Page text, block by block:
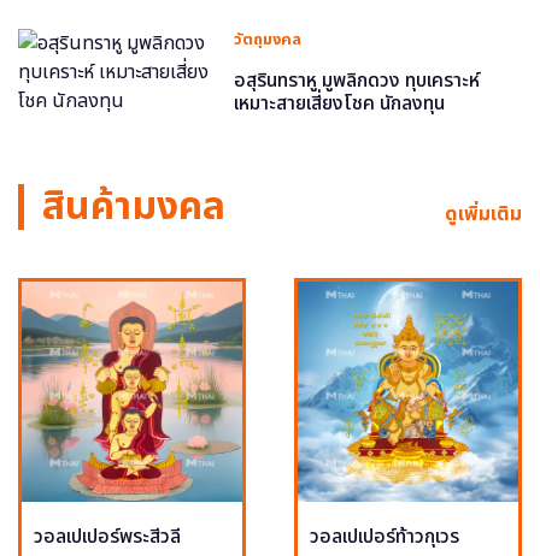
วัตถุมงคล
อสุรินทราหู มูพลิกดวง ทุบเคราะห์
เหมาะสายเสี่ยงโชค นักลงทุน
สินค้ามงคล ดูเพิ่มเติม
วอลเปเปอร์พระสีวลี วอลเปเปอร์ท้าวกุเวร